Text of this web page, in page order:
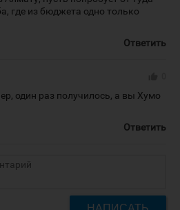
где из бюджета одно только
Ответить
один раз получилось, а вы Хумо
Ответить